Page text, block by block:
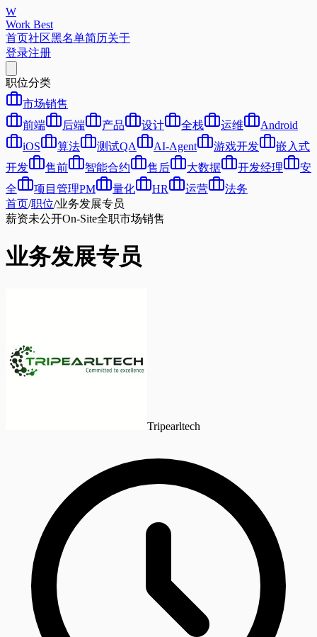
W
Work Best
首页社区黑名单简历关于
登录注册
职位分类
市场销售
前端
后端 产品 设计 全栈 运维
Android
iOS
算法 测试QA AI-Agent 游戏开发
嵌入式
开发
售前 智能合约 售后 大数据 开发经理
安
全
项目管理PM 量化 HR 运营
法务
首页/职位/业务发展专员
薪资未公开On-Site全职市场销售
业务发展专员
Tripearltech